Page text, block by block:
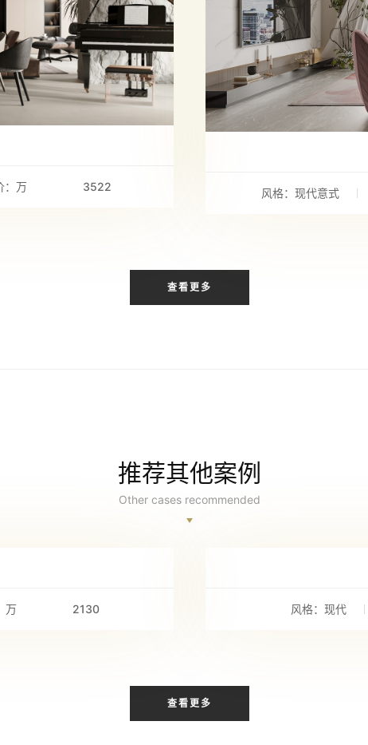
：万 3522
风格：现代意式
查看更多
推荐其他案例
Other cases recommended
万 2130 风格：现代
查看更多